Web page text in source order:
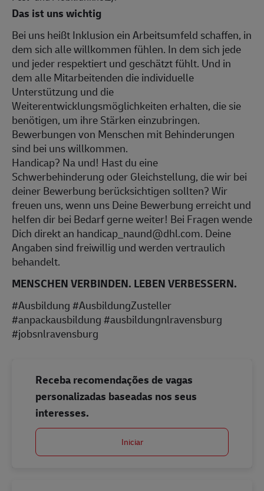
Das ist uns wichtig
Bei uns heißt Inklusion ein Arbeitsumfeld schaffen, in
dem sich alle willkommen fühlen. In dem sich jede
und jeder respektiert und geschätzt fühlt. Und in
dem alle Mitarbeitenden die individuelle
Unterstützung und die
Weiterentwicklungsmöglichkeiten erhalten, die sie
benötigen, um ihre Stärken einzubringen.
Bewerbungen von Menschen mit Behinderungen
sind bei uns willkommen.
Handicap? Na und! Hast du eine
Schwerbehinderung oder Gleichstellung, die wir bei
deiner Bewerbung berücksichtigen sollten? Wir
freuen uns, wenn uns Deine Bewerbung erreicht und
helfen dir bei Bedarf gerne weiter! Bei Fragen wende
Dich direkt an handicap_naund@dhl.com. Deine
Angaben sind freiwillig und werden vertraulich
behandelt.
MENSCHEN VERBINDEN. LEBEN VERBESSERN.
#Ausbildung #AusbildungZusteller
#anpackausbildung #ausbildungnlravensburg
#jobsnlravensburg
Receba recomendações de vagas
personalizadas baseadas nos seus
interesses.
Iniciar